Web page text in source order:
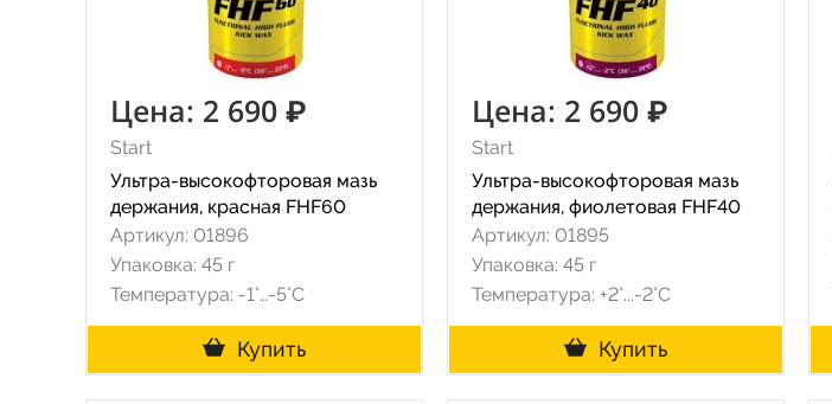
Цена: 2 690 ₽
Start
Ультра-высокофторовая мазь
держания, красная FHF60
Артикул: 01896
Упаковка: 45 г
Температура: -1°…-5°C
Купить
Цена: 2 690 ₽
Start
Ультра-высокофторовая мазь
держания, фиолетовая FHF40
Артикул: 01895
Упаковка: 45 г
Температура: +2°...-2°С
Купить